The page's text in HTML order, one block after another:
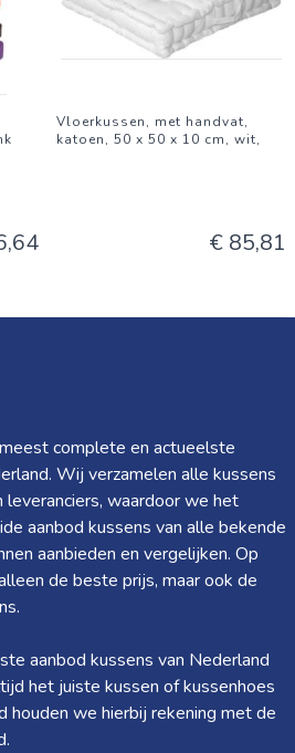
Vloerkussen, met handvat,
katoen, 50 x 50 x 10 cm, wit,
€ 85,81
complete en actueelste
Wij verzamelen alle kussens
waardoor we het
aanbod kussens van alle bekende
aanbieden en vergelijken. Op
de beste prijs, maar ook de
aanbod kussens van Nederland
het juiste kussen of kussenhoes
houden we hierbij rekening met de